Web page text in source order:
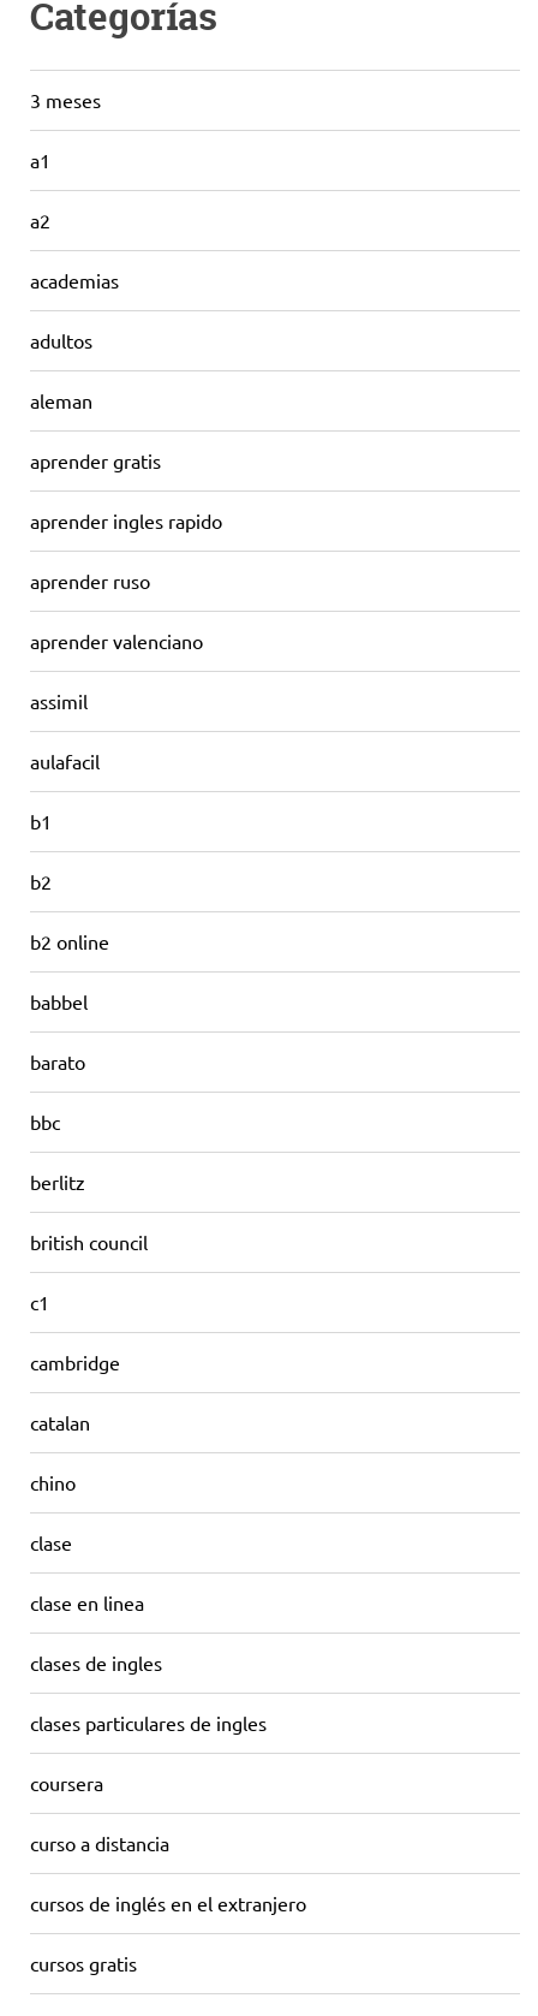
Categorías
3 meses
a1
a2
academias
adultos
aleman
aprender gratis
aprender ingles rapido
aprender ruso
aprender valenciano
assimil
aulafacil
b1
b2
b2 online
babbel
barato
bbc
berlitz
british council
c1
cambridge
catalan
chino
clase
clase en linea
clases de ingles
clases particulares de ingles
coursera
curso a distancia
cursos de inglés en el extranjero
cursos gratis